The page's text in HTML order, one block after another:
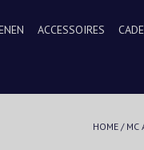
ACCESSOIRES
HOME / MC